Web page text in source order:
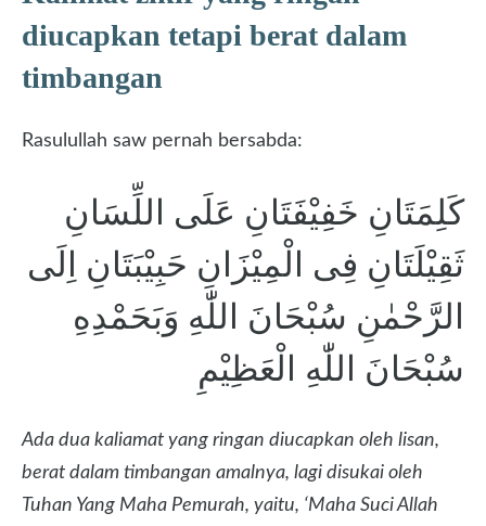
diucapkan tetapi berat dalam
timbangan
Rasulullah saw pernah bersabda:
كَلِمَتَانِ خَفِيْفَتَانِ عَلَى اللِّسَانِ
ثَقِيْلَتَانِ فِى الْمِيْزَانِ حَبِيْبَتَانِ اِلَى
الرَّحْمٰنِ سُبْحَانَ اللّٰهِ وَبَحَمْدِهِ
سُبْحَانَ اللّٰهِ الْعَظِيْمِ
Ada dua kaliamat yang ringan diucapkan oleh lisan,
berat dalam timbangan amalnya, lagi disukai oleh
Tuhan Yang Maha Pemurah, yaitu, ‘Maha Suci Allah